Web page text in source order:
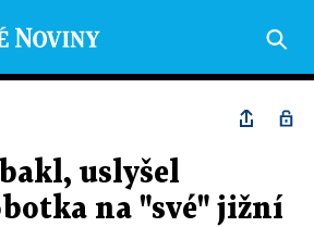
uslyšel
na "své" jižní